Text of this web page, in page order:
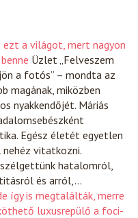
ezt a világot, mert nagyon
Üzlet„Felveszem
a fotós” – mondta az
magának, miközben
nyakkendőjét. Máriás
Egész életét egyetlen
vitatkozni.
hatalomról,
és arról,…
így is megtalálták, merre
luxusrepülő a foci-